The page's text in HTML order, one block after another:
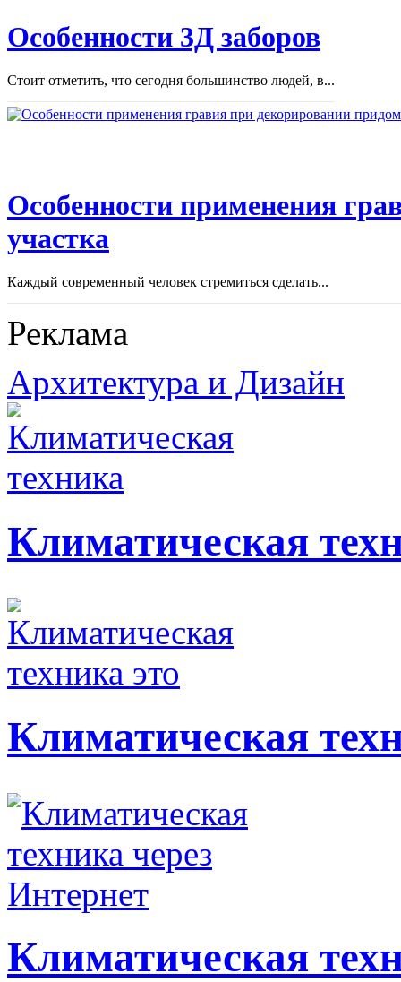
Особенности 3Д заборов
Стоит отметить, что сегодня большинство людей, в...
Особенности применения
участка
Каждый современный человек стремиться сделать...
Реклама
Архитектура и Дизайн
Климатическая
Климатическая
Климатическая